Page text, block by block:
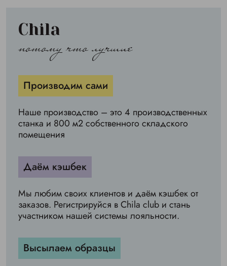
Chila
потому что лучшие
Производим сами
Наше производство – это 4 производственных
станка и 800 м2 собственного складского
помещения
Даём кэшбек
Мы любим своих клиентов и даём кэшбек от
заказов. Регистрируйся в Chila club и стань
участником нашей системы лояльности.
Высылаем образцы